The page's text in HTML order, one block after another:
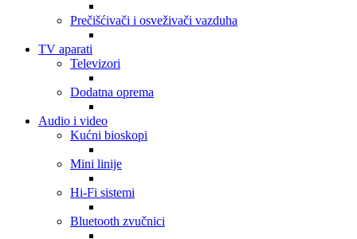
Prečišćivači i osveživači vazduha
TV aparati
Televizori
Dodatna oprema
Audio i video
Kućni bioskopi
Mini linije
Hi-Fi sistemi
Bluetooth zvučnici